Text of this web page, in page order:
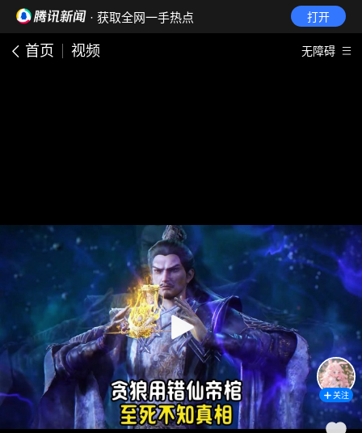
· 获取全网一手热点 打开
首页 视频 无障碍
关注